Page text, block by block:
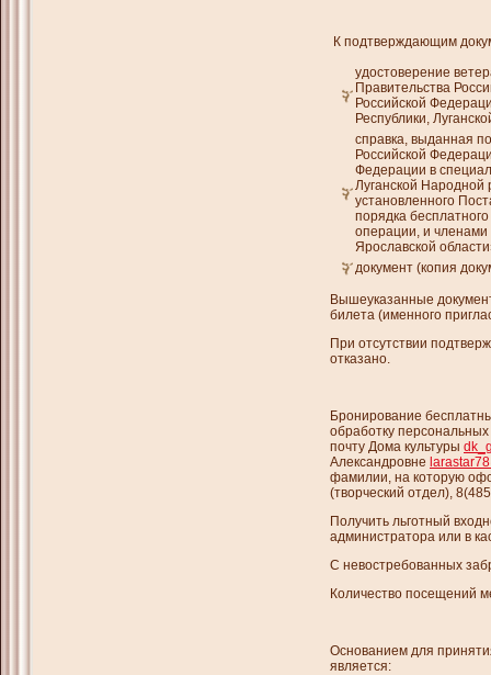
К подтверждающим
удостоверение
Правительства
Российской
Республики,
справка, выданная
Российской
Федерации в
Луганской Народной
установленного
порядка
операции, и
Ярославской
документ (копия
Вышеуказанные
билета (именного
При отсутствии
отказано.
Бронирование
обработку
почту Дома культуры
Александровне
фамилии, на которую
(творческий отдел),
Получить льготный
администратора или в
С невостребованных
Количество посещений
Основанием для
является: